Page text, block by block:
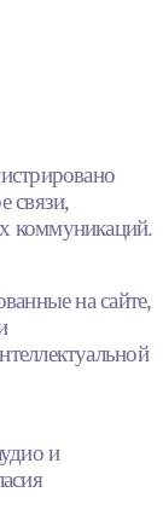
связи,
коммуникаций.
на сайте,
и